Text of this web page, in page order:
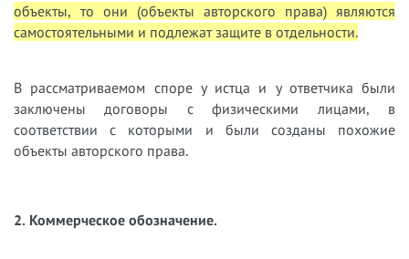
объекты, то они (объекты авторского права) являются
самостоятельными и подлежат защите в отдельности.
В рассматриваемом споре у истца и у ответчика были
заключены договоры с физическими лицами, в
соответствии с которыми и были созданы похожие
объекты авторского права.
2. Коммерческое обозначение.